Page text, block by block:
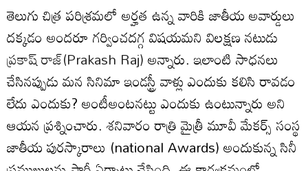
తెలుగు చిత్ర పరిశ్రమలో అర్హత ఉన్న వారికి జాతీయ అవార్డులు
దక్కడం అందరూ గర్వించదగ్గ విషయమని విలక్షణ నటుడు
ప్రకాష్ రాజ్(Prakash Raj)అన్నారు. ఇలాంటి సాధనలు
చేసినప్పుడు మన సినిమా ఇండస్ట్రీ వాళ్లు ఎందుకు కలిసి రావడం
లేదు ఎందుకు? అంటీఅంటనట్టు ఎందుకు ఉంటున్నారు అని
ఆయన ప్రశ్నించారు. శనివారం రాత్రి మైత్రీ మూవీ మేకర్స్‌ సంస్థ
జాతీయ పురస్కారాలు (national Awards) అందుకున్న సినీ